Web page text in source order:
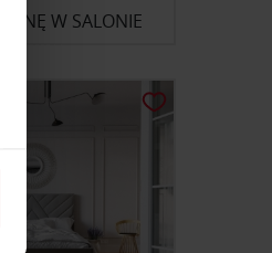
W SALONIE